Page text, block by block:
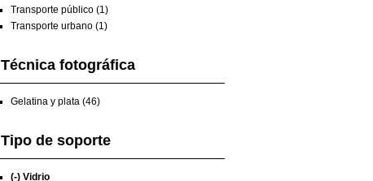
Transporte público (1)
Transporte urbano (1)
Técnica fotográfica
Gelatina y plata (46)
Tipo de soporte
(-) Vidrio